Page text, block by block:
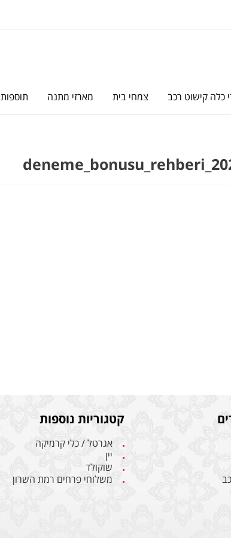
כלה קישוט רכב צמחי בית מארזי מתנה תוספות
קטגוריות נוספות
אגרטל / כלי קרמיקה
יין
שוקולד
משלוחי פרחים רמת השרון